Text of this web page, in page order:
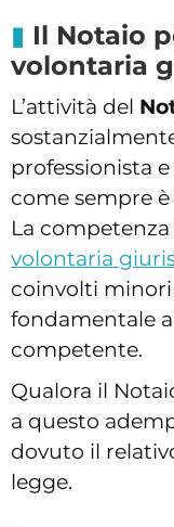
Il Notaio
volontaria
L’attività del
professionista
come sempre
La
volontaria
coinvolti minori
fondamentale
competente.
Qualora il
a questo
dovuto il
legge.